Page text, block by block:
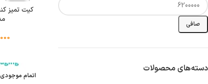
صافی
دسته‌های محصولات
کیت تمیز
اتمام موجودی